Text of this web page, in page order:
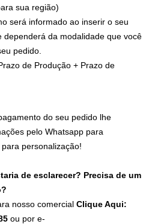
sua região)
será informado ao inserir o seu
dependerá da modalidade que você
pedido.
de Produção + Prazo de
do seu pedido lhe
pelo Whatsapp para
personalização!
de esclarecer? Precisa de um
nosso comercial Clique Aqui:
ou por e-